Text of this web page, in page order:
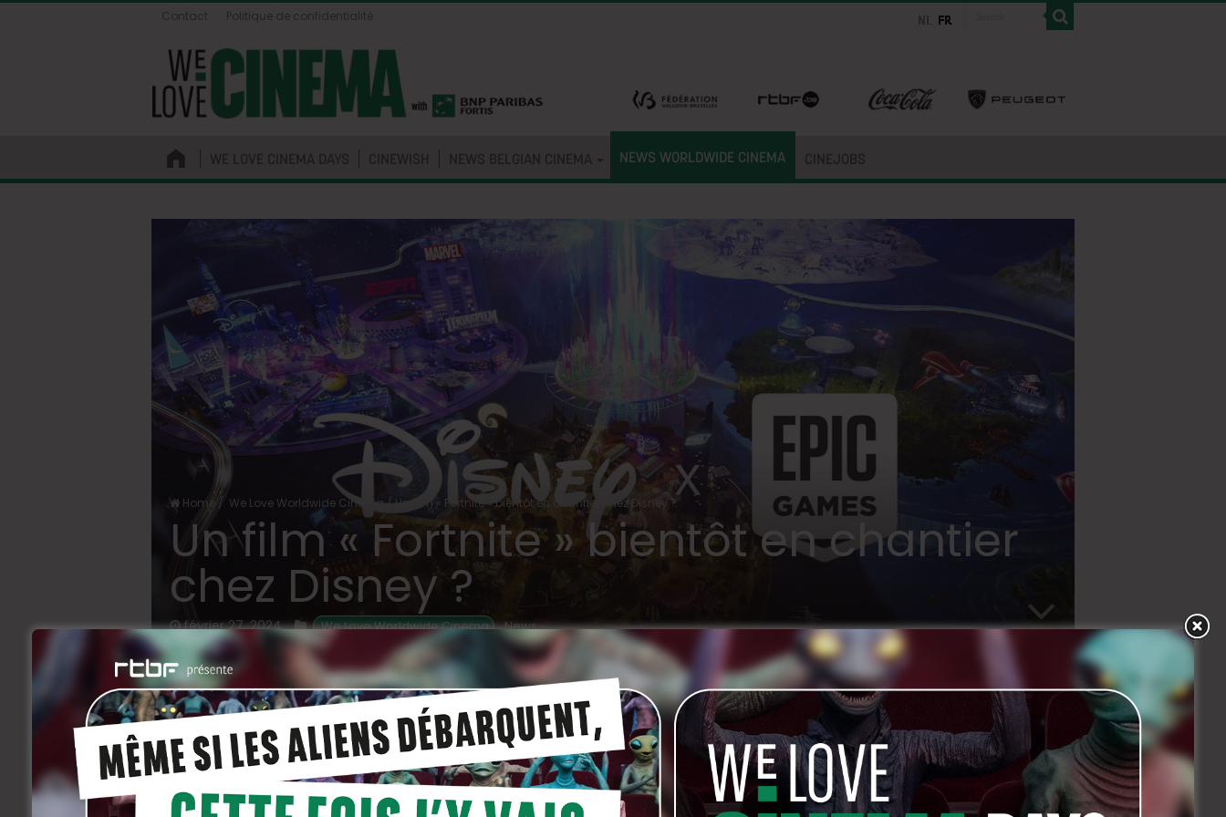
Contact Politique de confidentialité
WE LOVE CINEMA DAYS CINEWISH NEWS BELGIAN CINEMA NEWS WORLDWIDE CINEMA CINEJOBS
Home / We Love Worldwide Cinema/Un film « Fortnite » bientôt en chantier chez Disney ?
Un film « Fortnite » bientôt en chantier
chez Disney ?
février 27, 2024 We Love Worldwide Cinema ,News
Le studio aux grandes oreilles a récemment acquis une participation de 1,5 milliards
de dollars de l’entreprise de création de jeu vidéoEpic Games, éditrice deFortnite. De
quoi imaginer un futur du jeu sur grand écran ?
A la base, il s’agissait d’ingérer les univers Disney dans le jeu. C’est du moins ce que nous disait
le communiqué officiel signéDisneyetEpic au moment de la prise de participation: «
En plus
d’interagir avecFortnite, le nouvel univers persistant offrira une multitude d’opportunités aux
consommateurs pour jouer, regarder, acheter et interagir avec du contenu, des personnages et
SOCIAL